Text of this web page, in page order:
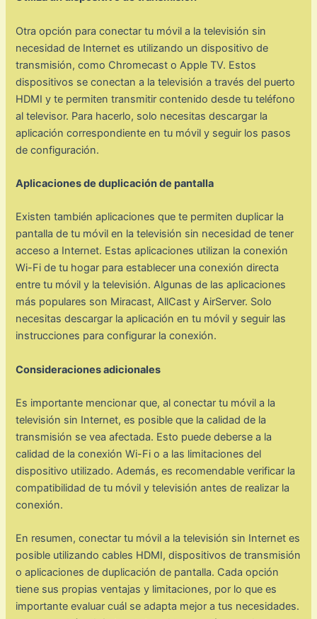
Otra opción para conectar tu móvil a la televisión sin
necesidad de Internet es utilizando un dispositivo de
transmisión, como Chromecast o Apple TV. Estos
dispositivos se conectan a la televisión a través del puerto
HDMI y te permiten transmitir contenido desde tu teléfono
al televisor. Para hacerlo, solo necesitas descargar la
aplicación correspondiente en tu móvil y seguir los pasos
de configuración.
Aplicaciones de duplicación de pantalla
Existen también aplicaciones que te permiten duplicar la
pantalla de tu móvil en la televisión sin necesidad de tener
acceso a Internet. Estas aplicaciones utilizan la conexión
Wi-Fi de tu hogar para establecer una conexión directa
entre tu móvil y la televisión. Algunas de las aplicaciones
más populares son Miracast, AllCast y AirServer. Solo
necesitas descargar la aplicación en tu móvil y seguir las
instrucciones para configurar la conexión.
Consideraciones adicionales
Es importante mencionar que, al conectar tu móvil a la
televisión sin Internet, es posible que la calidad de la
transmisión se vea afectada. Esto puede deberse a la
calidad de la conexión Wi-Fi o a las limitaciones del
dispositivo utilizado. Además, es recomendable verificar la
compatibilidad de tu móvil y televisión antes de realizar la
conexión.
En resumen, conectar tu móvil a la televisión sin Internet es
posible utilizando cables HDMI, dispositivos de transmisión
o aplicaciones de duplicación de pantalla. Cada opción
tiene sus propias ventajas y limitaciones, por lo que es
importante evaluar cuál se adapta mejor a tus necesidades.